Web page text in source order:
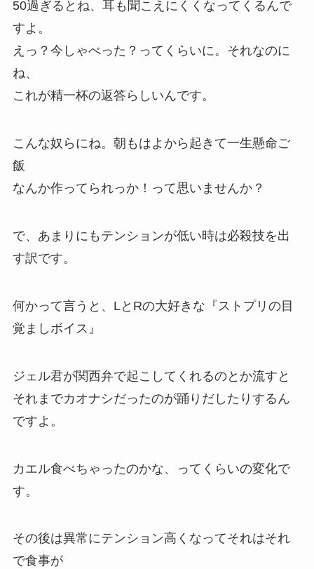
50過ぎるとね、耳も聞こえにくくなってくるんで
すよ。
えっ？今しゃべった？ってくらいに。それなのに
ね、
これが精一杯の返答らしいんです。
こんな奴らにね。朝もはよから起きて一生懸命ご
飯
なんか作ってられっか！って思いませんか？
で、あまりにもテンションが低い時は必殺技を出
す訳です。
何かって言うと、LとRの大好きな 『 ストプリの目
覚ましボイス 』
ジェル君が関西弁で起こしてくれるのとか流すと
それまでカオナシだったのが踊りだしたりするん
ですよ。
カエル食べちゃったのかな、ってくらいの変化で
す。
その後は異常にテンション高くなってそれはそれ
で食事が